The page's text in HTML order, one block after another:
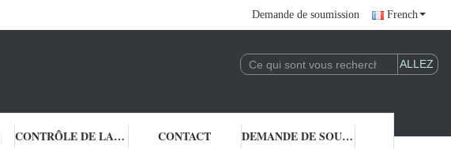
Demande de soumission French
CONTRÔLE DE LA QUALITÉ CONTACT DEMANDE DE SOUMISSION